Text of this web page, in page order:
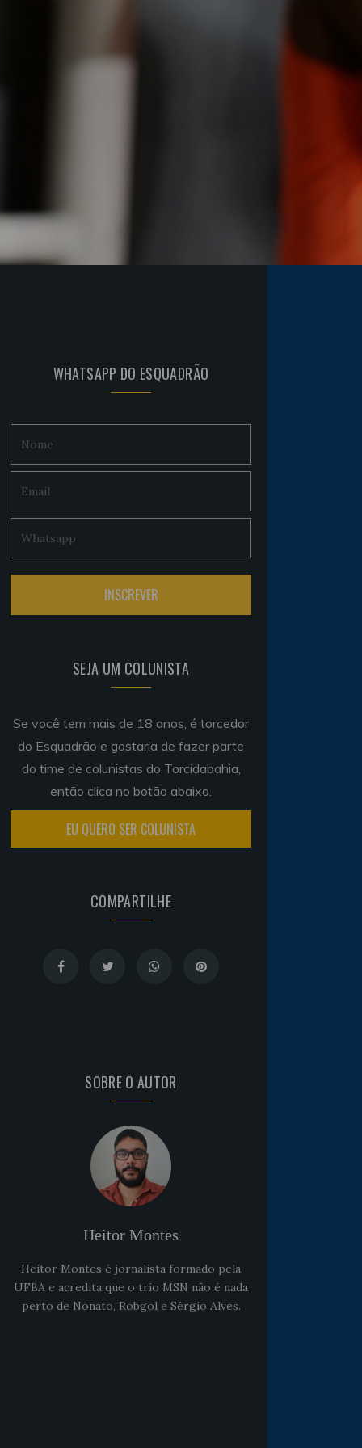
WHATSAPP DO ESQUADRÃO
SEJA UM COLUNISTA
Se você tem mais de 18 anos, é torcedor
do Esquadrão e gostaria de fazer parte
do time de colunistas do Torcidabahia,
então clica no botão abaixo.
EU QUERO SER COLUNISTA
COMPARTILHE
SOBRE O AUTOR
Heitor Montes
Heitor Montes é jornalista formado pela
UFBA e acredita que o trio MSN não é nada
perto de Nonato, Robgol e Sérgio Alves.